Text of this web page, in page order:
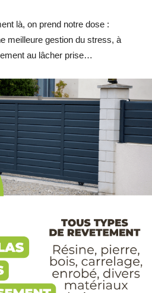
là, on prend notre dose :
meilleure gestion du stress, à
au lâcher prise…